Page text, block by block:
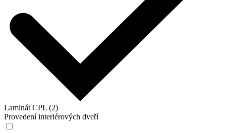
Laminát CPL (2)
Provedení interiérových dveří